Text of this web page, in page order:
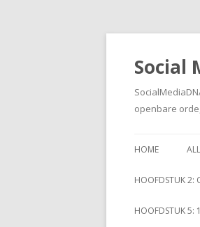
Social
openbare
HOME
HOOFDSTUK 2:
HOOFDSTUK 5: